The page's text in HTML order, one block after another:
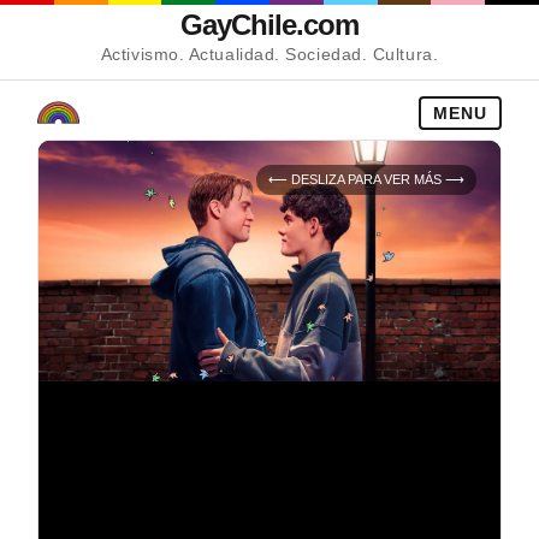
GayChile.com
Activismo. Actualidad. Sociedad. Cultura.
MENU